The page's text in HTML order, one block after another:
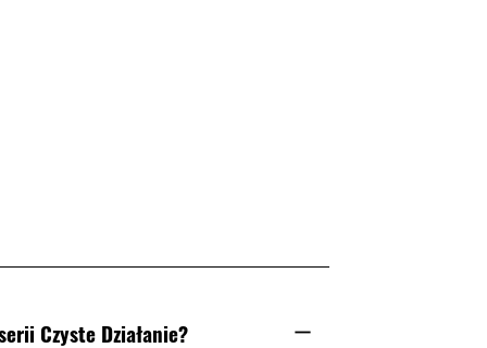
Czyste Działanie?